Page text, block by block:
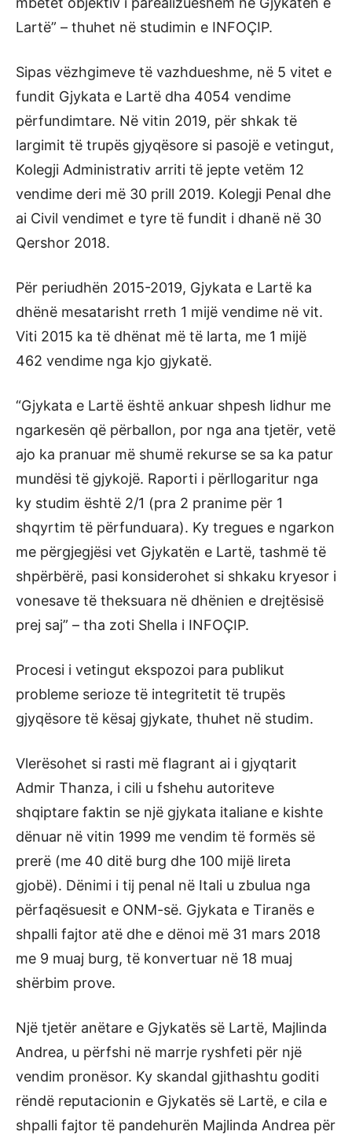
Lartë” – thuhet në studimin e INFOÇIP.
Sipas vëzhgimeve të vazhdueshme, në 5 vitet e
fundit Gjykata e Lartë dha 4054 vendime
përfundimtare. Në vitin 2019, për shkak të
largimit të trupës gjyqësore si pasojë e vetingut,
Kolegji Administrativ arriti të jepte vetëm 12
vendime deri më 30 prill 2019. Kolegji Penal dhe
ai Civil vendimet e tyre të fundit i dhanë në 30
Qershor 2018.
Për periudhën 2015-2019, Gjykata e Lartë ka
dhënë mesatarisht rreth 1 mijë vendime në vit.
Viti 2015 ka të dhënat më të larta, me 1 mijë
462 vendime nga kjo gjykatë.
“Gjykata e Lartë është ankuar shpesh lidhur me
ngarkesën që përballon, por nga ana tjetër, vetë
ajo ka pranuar më shumë rekurse se sa ka patur
mundësi të gjykojë. Raporti i përllogaritur nga
ky studim është 2/1 (pra 2 pranime për 1
shqyrtim të përfunduara). Ky tregues e ngarkon
me përgjegjësi vet Gjykatën e Lartë, tashmë të
shpërbërë, pasi konsiderohet si shkaku kryesor i
vonesave të theksuara në dhënien e drejtësisë
prej saj” – tha zoti Shella i INFOÇIP.
Procesi i vetingut ekspozoi para publikut
probleme serioze të integritetit të trupës
gjyqësore të kësaj gjykate, thuhet në studim.
Vlerësohet si rasti më flagrant ai i gjyqtarit
Admir Thanza, i cili u fshehu autoriteve
shqiptare faktin se një gjykata italiane e kishte
dënuar në vitin 1999 me vendim të formës së
prerë (me 40 ditë burg dhe 100 mijë lireta
gjobë). Dënimi i tij penal në Itali u zbulua nga
përfaqësuesit e ONM-së. Gjykata e Tiranës e
shpalli fajtor atë dhe e dënoi më 31 mars 2018
me 9 muaj burg, të konvertuar në 18 muaj
shërbim prove.
Një tjetër anëtare e Gjykatës së Lartë, Majlinda
Andrea, u përfshi në marrje ryshfeti për një
vendim pronësor. Ky skandal gjithashtu goditi
rëndë reputacionin e Gjykatës së Lartë, e cila e
shpalli fajtor të pandehurën Majlinda Andrea për